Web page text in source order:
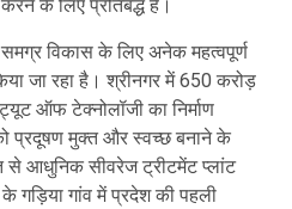
के लिए प्रतिबद्ध है।
विकास के लिए अनेक महत्वपूर्ण
जा रहा है। श्रीनगर में 650 करोड़
ऑफ टेक्नोलॉजी का निर्माण
प्रदूषण मुक्त और स्वच्छ बनाने के
से आधुनिक सीवरेज ट्रीटमेंट प्लांट
के गड़िया गांव में प्रदेश की पहली